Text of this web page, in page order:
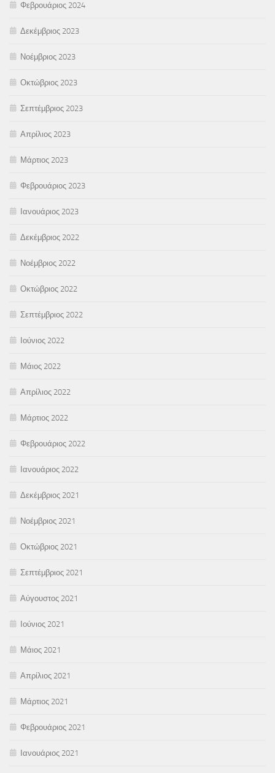
Φεβρουάριος 2024
Δεκέμβριος 2023
Νοέμβριος 2023
Οκτώβριος 2023
Σεπτέμβριος 2023
Απρίλιος 2023
Μάρτιος 2023
Φεβρουάριος 2023
Ιανουάριος 2023
Δεκέμβριος 2022
Νοέμβριος 2022
Οκτώβριος 2022
Σεπτέμβριος 2022
Ιούνιος 2022
Μάιος 2022
Απρίλιος 2022
Μάρτιος 2022
Φεβρουάριος 2022
Ιανουάριος 2022
Δεκέμβριος 2021
Νοέμβριος 2021
Οκτώβριος 2021
Σεπτέμβριος 2021
Αύγουστος 2021
Ιούνιος 2021
Μάιος 2021
Απρίλιος 2021
Μάρτιος 2021
Φεβρουάριος 2021
Ιανουάριος 2021